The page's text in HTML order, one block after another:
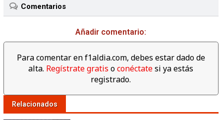
Comentarios
Añadir comentario:
Para comentar en f1aldia.com, debes estar dado de
alta. Regístrate gratis oconéctatesi ya estás
registrado.
Relacionados